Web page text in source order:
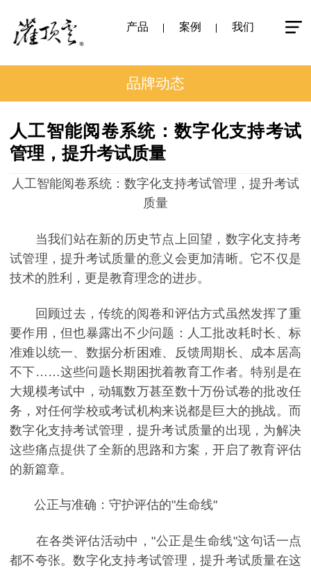
产品 案例 我们
品牌动态
人工智能阅卷系统：数字化支持考试
管理，提升考试质量
人工智能阅卷系统：数字化支持考试管理，提升考试
质量
当我们站在新的历史节点上回望，数字化支持考
试管理，提升考试质量的意义会更加清晰。它不仅是
技术的胜利，更是教育理念的进步。
回顾过去，传统的阅卷和评估方式虽然发挥了重
要作用，但也暴露出不少问题：人工批改耗时长、标
准难以统一、数据分析困难、反馈周期长、成本居高
不下……这些问题长期困扰着教育工作者。特别是在
大规模考试中，动辄数万甚至数十万份试卷的批改任
务，对任何学校或考试机构来说都是巨大的挑战。而
数字化支持考试管理，提升考试质量的出现，为解决
这些痛点提供了全新的思路和方案，开启了教育评估
的新篇章。
公正与准确：守护评估的"生命线"
在各类评估活动中，"公正是生命线"这句话一点
都不夸张。数字化支持考试管理，提升考试质量在这